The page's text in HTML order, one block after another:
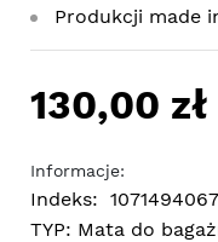
Produkcji made
130,00 zł
Informacje:
Indeks:
TYP: Mata do